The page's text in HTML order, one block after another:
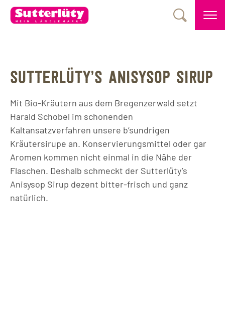
SUTTERLÜTY’S ANISYSOP SIRUP
Mit Bio-Kräutern aus dem Bregenzerwald setzt
Harald Schobel im schonenden
Kaltansatzverfahren unsere b’sundrigen
Kräutersirupe an. Konservierungsmittel oder gar
Aromen kommen nicht einmal in die Nähe der
Flaschen. Deshalb schmeckt der Sutterlüty’s
Anisysop Sirup dezent bitter-frisch und ganz
natürlich.